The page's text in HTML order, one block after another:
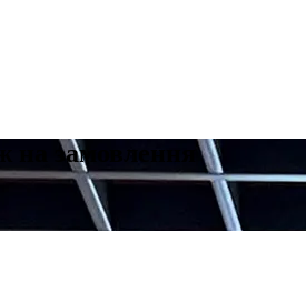
на замовлення